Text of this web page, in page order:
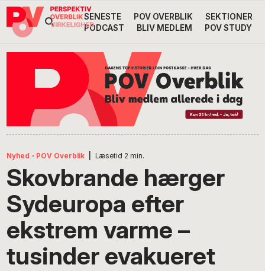
Gå
direkte
Skip
indhold
Gå
direkte
Header
SENESTE POV OVERBLIK
SEKTIONER
PODCAST
BLIV MEDLEM POV STUDY
Nyhed · POV Overblik Læsetid 2 min.
Skovbrande hærger
Sydeuropa efter
ekstrem varme –
tusinder evakueret